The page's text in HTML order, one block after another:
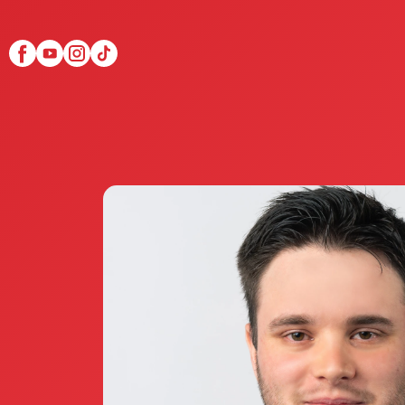
Scopri Club di Più
Le testimonianze Club
La fondatrice Valeria